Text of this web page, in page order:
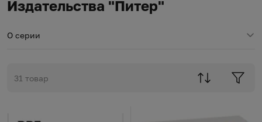
Издательства "Питер"
О серии
31 товар